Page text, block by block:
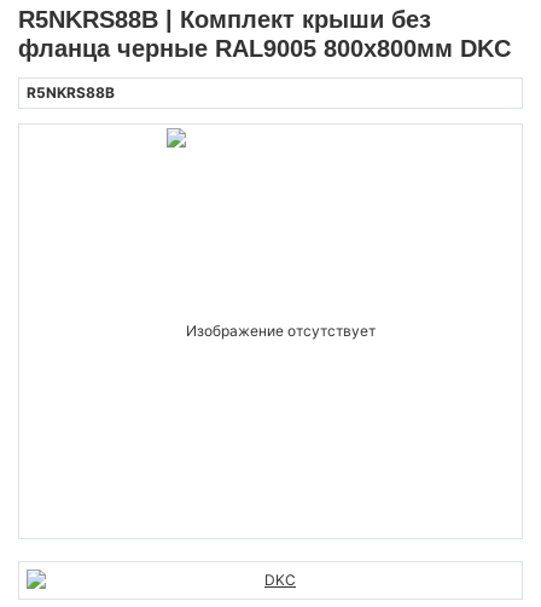
R5NKRS88B | Комплект крыши без
фланца черные RAL9005 800х800мм DKC
R5NKRS88B